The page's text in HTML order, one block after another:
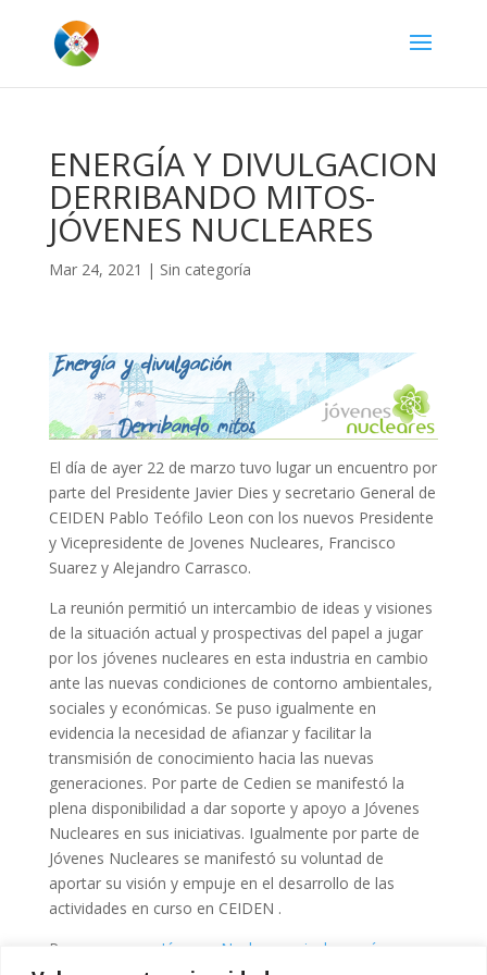
ENERGÍA Y DIVULGACION
DERRIBANDO MITOS-
JÓVENES NUCLEARES
Mar 24, 2021 | Sin categoría
El día de ayer 22 de marzo tuvo lugar un encuentro por
parte del Presidente Javier Dies y secretario General de
CEIDEN Pablo Teófilo Leon con los nuevos Presidente
y Vicepresidente de Jovenes Nucleares, Francisco
Suarez y Alejandro Carrasco.
La reunión permitió un intercambio de ideas y visiones
de la situación actual y prospectivas del papel a jugar
por los jóvenes nucleares en esta industria en cambio
ante las nuevas condiciones de contorno ambientales,
sociales y económicas. Se puso igualmente en
evidencia la necesidad de afianzar y facilitar la
transmisión de conocimiento hacia las nuevas
generaciones. Por parte de Cedien se manifestó la
plena disponibilidad a dar soporte y apoyo a Jóvenes
Nucleares en sus iniciativas. Igualmente por parte de
Jóvenes Nucleares se manifestó su voluntad de
aportar su visión y empuje en el desarrollo de las
actividades en curso en CEIDEN .
Para conocer a Jóvenes Nucleares pincha aquí